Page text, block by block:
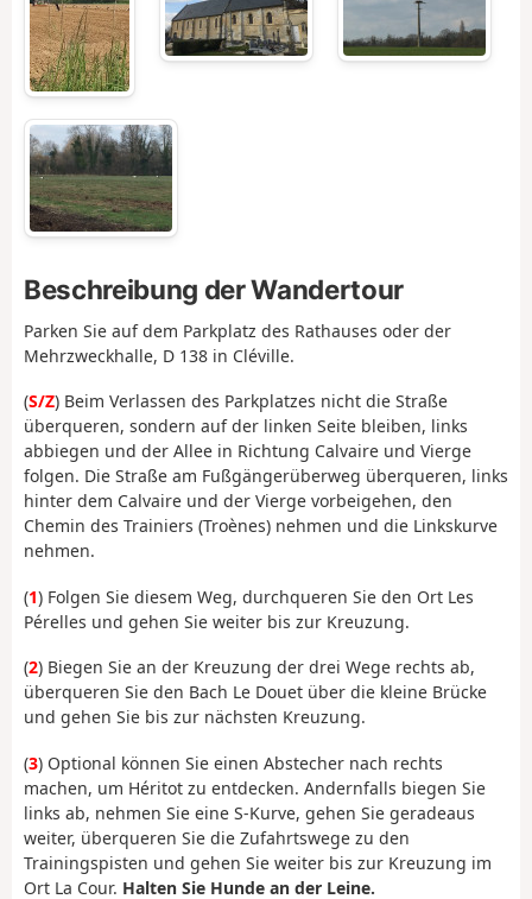
Beschreibung der Wandertour
Parken Sie auf dem Parkplatz des Rathauses oder der
Mehrzweckhalle, D 138 in Cléville.
(S/Z) Beim Verlassen des Parkplatzes nicht die Straße
überqueren, sondern auf der linken Seite bleiben, links
abbiegen und der Allee in Richtung Calvaire und Vierge
folgen. Die Straße am Fußgängerüberweg überqueren, links
hinter dem Calvaire und der Vierge vorbeigehen, den
Chemin des Trainiers (Troènes) nehmen und die Linkskurve
nehmen.
(1) Folgen Sie diesem Weg, durchqueren Sie den Ort Les
Pérelles und gehen Sie weiter bis zur Kreuzung.
(2) Biegen Sie an der Kreuzung der drei Wege rechts ab,
überqueren Sie den Bach Le Douet über die kleine Brücke
und gehen Sie bis zur nächsten Kreuzung.
(3) Optional können Sie einen Abstecher nach rechts
machen, um Héritot zu entdecken. Andernfalls biegen Sie
links ab, nehmen Sie eine S-Kurve, gehen Sie geradeaus
weiter, überqueren Sie die Zufahrtswege zu den
Trainingspisten und gehen Sie weiter bis zur Kreuzung im
Ort La Cour. Halten Sie Hunde an der Leine.